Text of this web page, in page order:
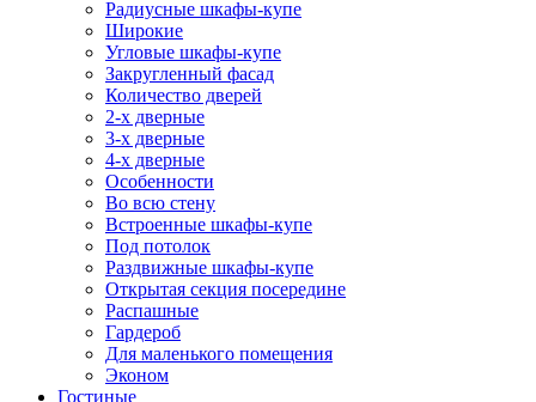
Радиусные шкафы-купе
Широкие
Угловые шкафы-купе
Закругленный фасад
Количество дверей
2-х дверные
3-х дверные
4-х дверные
Особенности
Во всю стену
Встроенные шкафы-купе
Под потолок
Раздвижные шкафы-купе
Открытая секция посередине
Распашные
Гардероб
Для маленького помещения
Эконом
Гостиные